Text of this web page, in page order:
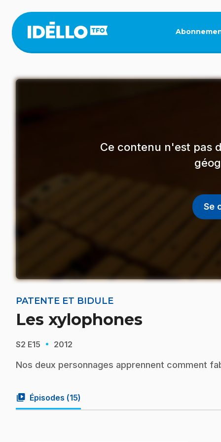
contenu
principal
Ce contenu n'est pas
Se
PATENTE ET BIDULE
Les xylophones
S2 E15 · 2012
Nos deux personnages apprennent comment
video_library Épisodes (15)